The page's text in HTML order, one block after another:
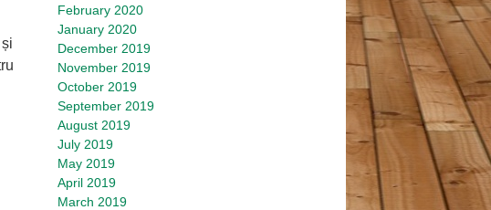
February 2020
January 2020
December 2019
November 2019
October 2019
September 2019
August 2019
July 2019
May 2019
April 2019
March 2019